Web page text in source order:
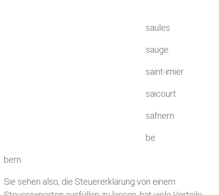
saules
sauge
saint-imier
saicourt
safnern
be
bern
Sie sehen also, die Steuererklärung von einem